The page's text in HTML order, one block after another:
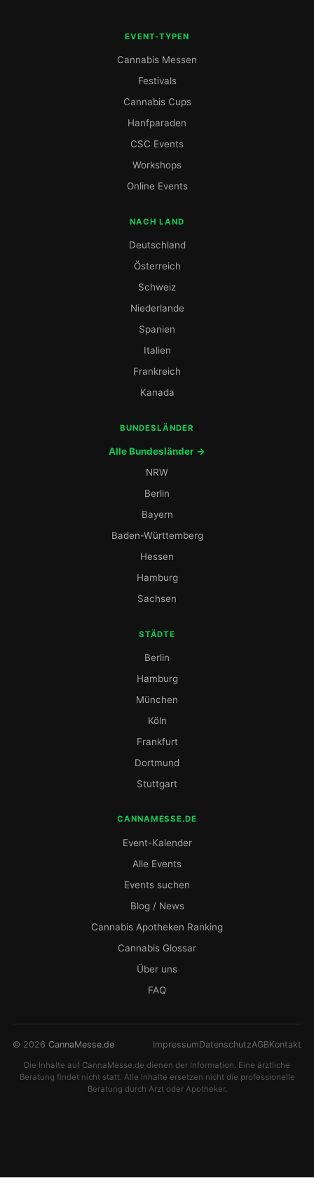
EVENT-TYPEN
Cannabis Messen
Festivals
Cannabis Cups
Hanfparaden
CSC Events
Workshops
Online Events
NACH LAND
Deutschland
Österreich
Schweiz
Niederlande
Spanien
Italien
Frankreich
Kanada
BUNDESLÄNDER
Alle Bundesländer →
NRW
Berlin
Bayern
Baden-Württemberg
Hessen
Hamburg
Sachsen
STÄDTE
Berlin
Hamburg
München
Köln
Frankfurt
Dortmund
Stuttgart
CANNAMESSE.DE
Event-Kalender
Alle Events
Events suchen
Blog / News
Cannabis Apotheken Ranking
Cannabis Glossar
Über uns
FAQ
© 2026 CannaMesse.de ImpressumDatenschutzAGBKontakt
Die Inhalte auf CannaMesse.de dienen der Information. Eine ärztliche
Beratung findet nicht statt. Alle Inhalte ersetzen nicht die professionelle
Beratung durch Arzt oder Apotheker.